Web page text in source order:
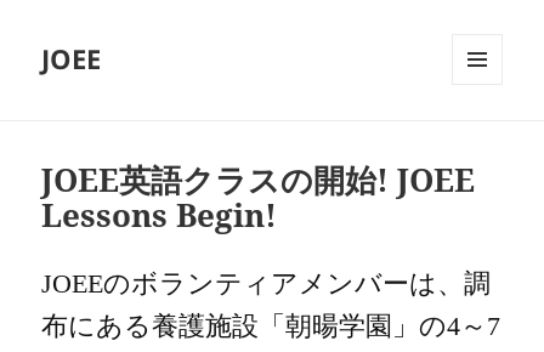
JOEE
JOEE英語クラスの開始! JOEE
Lessons Begin!
JOEEのボランティアメンバーは、調
布にある養護施設「朝暘学園」の4～ 7